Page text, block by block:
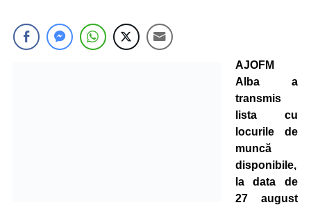
AJOFM
Alba a
transmis
lista cu
locurile de
muncă
disponibile,
la data de
27 august